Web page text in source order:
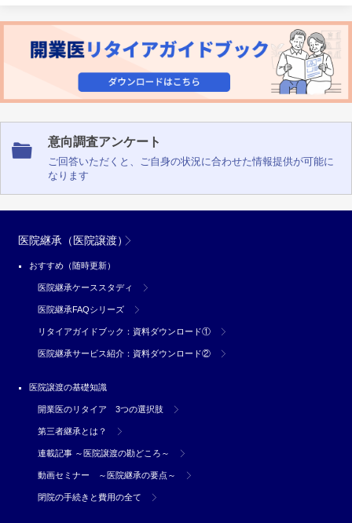
意向調査アンケート
ご回答いただくと、ご自身の状況に合わせた情報提供が可能に
なります
医院継承（医院譲渡）
おすすめ（随時更新）
医院継承ケーススタディ
医院継承FAQシリーズ
リタイアガイドブック：資料ダウンロード①
医院継承サービス紹介：資料ダウンロード②
医院譲渡の基礎知識
開業医のリタイア 3つの選択肢
第三者継承とは？
連載記事 ～医院譲渡の勘どころ～
動画セミナー ～医院継承の要点～
閉院の手続きと費用の全て